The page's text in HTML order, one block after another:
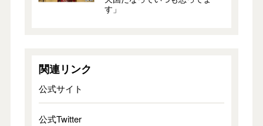
す」
関連リンク
公式サイト
公式Twitter